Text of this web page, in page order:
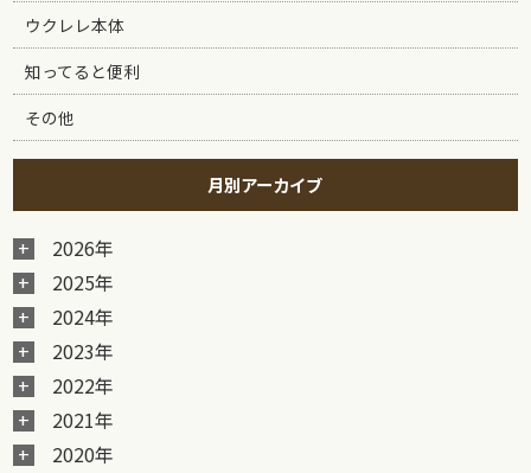
ウクレレ本体
知ってると便利
その他
月別アーカイブ
2026年
2025年
2024年
2023年
2022年
2021年
2020年